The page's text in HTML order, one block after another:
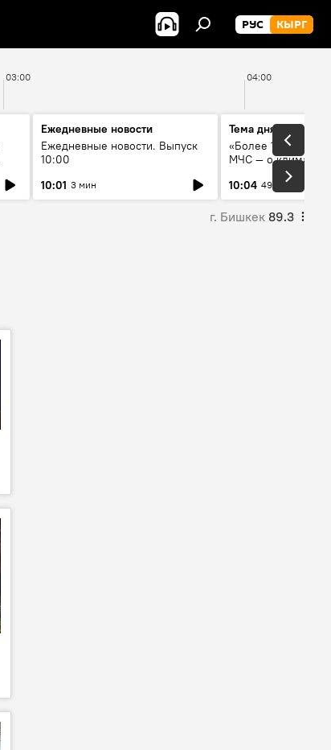
РУС КЫРГ
03:00 04:00
Ежедневные новости
Ежедневные новости. Выпуск
10:00
10:01 3 мин
Тема дня
«Более 1200 сёл в
МЧС — о климате,
системе
населения
10:04 49 мин
г. Бишкек 89.3